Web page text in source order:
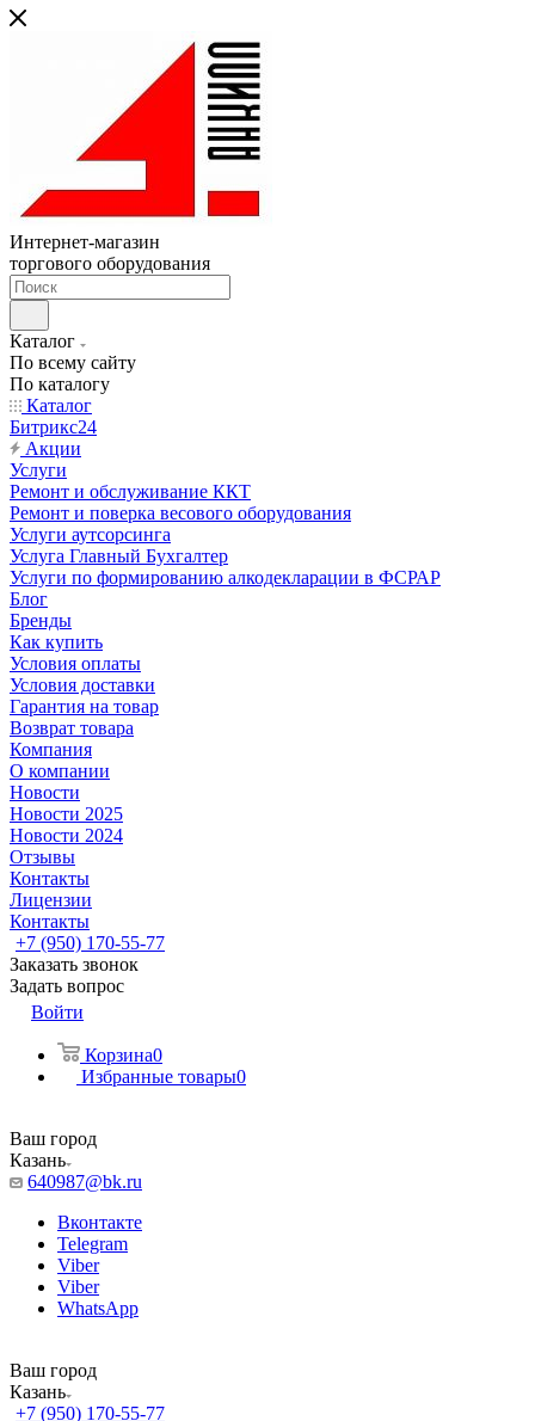
Интернет-магазин
торгового оборудования
Каталог
По всему сайту
По каталогу
Каталог
Битрикс24
Акции
Услуги
Ремонт и обслуживание ККТ
Ремонт и поверка весового оборудования
Услуги аутсорсинга
Услуга Главный Бухгалтер
Услуги по формированию алкодекларации в ФСРАР
Блог
Бренды
Как купить
Условия оплаты
Условия доставки
Гарантия на товар
Возврат товара
Компания
О компании
Новости
Новости 2025
Новости 2024
Отзывы
Контакты
Лицензии
Контакты
+7 (950) 170-55-77
Заказать звонок
Задать вопрос
Войти
Корзина0
Избранные товары0
Ваш город
Казань
640987@bk.ru
Вконтакте
Telegram
Viber
Viber
WhatsApp
Ваш город
Казань
+7 (950) 170-55-77